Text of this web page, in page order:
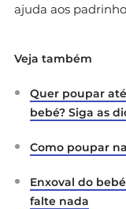
ajuda aos
Veja também
Quer poupar
bebé? Siga as
Como poupar
Enxoval do
falte nada